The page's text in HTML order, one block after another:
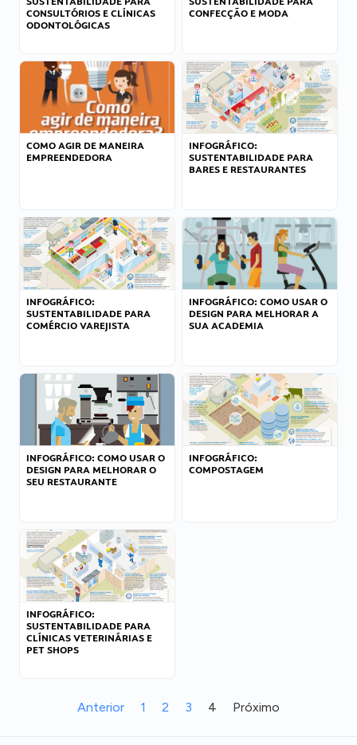
CONSULTÓRIOS E CLÍNICAS
ODONTOLÓGICAS
CONFECÇÃO E MODA
COMO AGIR DE MANEIRA
EMPREENDEDORA
INFOGRÁFICO:
SUSTENTABILIDADE PARA
BARES E RESTAURANTES
INFOGRÁFICO:
SUSTENTABILIDADE PARA
COMÉRCIO VAREJISTA
INFOGRÁFICO: COMO USAR O
DESIGN PARA MELHORAR A
SUA ACADEMIA
INFOGRÁFICO: COMO USAR O
DESIGN PARA MELHORAR O
SEU RESTAURANTE
INFOGRÁFICO:
COMPOSTAGEM
INFOGRÁFICO:
SUSTENTABILIDADE PARA
CLÍNICAS VETERINÁRIAS E
PET SHOPS
Anterior 1 2 3 4 Próximo